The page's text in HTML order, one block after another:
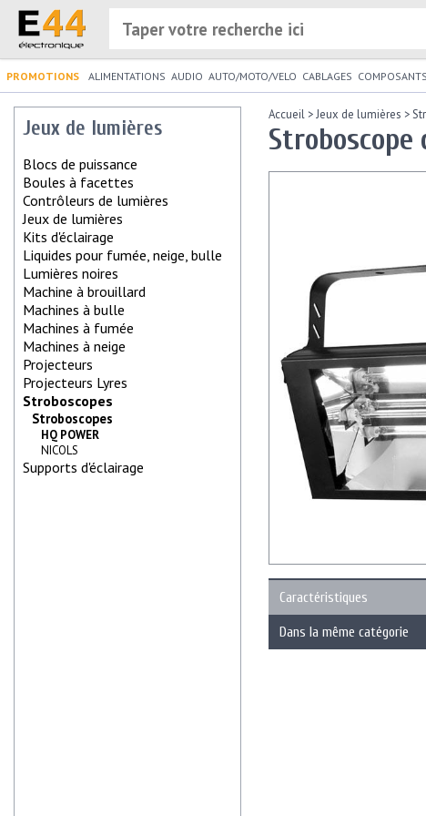
PROMOTIONS ALIMENTATIONS AUDIO AUTO/MOTO/VELO CABLAGES COMPOSANTS
Jeux de lumières
Blocs de puissance
Boules à facettes
Contrôleurs de lumières
Jeux de lumières
Kits d'éclairage
Liquides pour fumée, neige, bulle
Lumières noires
Machine à brouillard
Machines à bulle
Machines à fumée
Machines à neige
Projecteurs
Projecteurs Lyres
Stroboscopes
Stroboscopes
HQ POWER
NICOLS
Supports d'éclairage
Accueil >Jeux de lumières >
Caractéristiques
Dans la même catégorie